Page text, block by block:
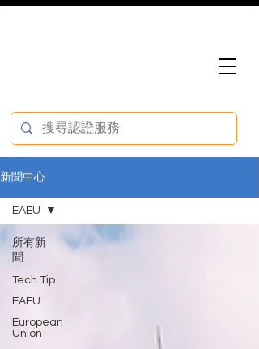
新聞中心
所有新
聞
Tech Tip
EAEU
European
Union
EAEU